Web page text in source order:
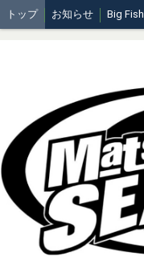
トップ お知らせ Big Fish